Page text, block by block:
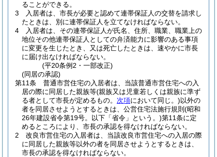
ることができる。
3
入居者は、市長が必要と認めて連帯保証人の交替を請求し
たときは、別に連帯保証人を立てなければならない。
4
入居者は、その連帯保証人が氏名、住所、職業、職業上の
地位その他連帯保証人としての弁済能力に影響のある事項
に変更を生じたとき、又は死亡したときは、速やかに市長
に届け出なければならない。
(平20条例2・一部改正)
(同居の承認)
第11条
普通市営住宅の入居者は、当該普通市営住宅への入
居の際に同居した親族等(親族又は児童若しくは親族に準ず
る者として市長が定めるもの。 次項において同じ。)以外の
者を同居させようとするときは、公営住宅法施行規則 (昭和
26年建設省令第19号。以下「省令」という。)第11条に定
めるところにより、市長の承認を得なければならない。
2
改良市営住宅の入居者は、当該改良市営住宅への入居の際
に同居した親族等以外の者を同居させようとするときは、
市長の承認を得なければならない。